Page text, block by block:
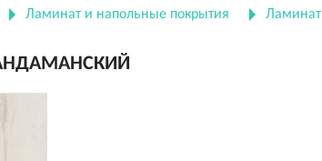
Ламинат и напольные покрытия Ламинат
АНДАМАНСКИЙ